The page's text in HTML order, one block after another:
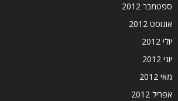
ספטמבר 2012
אוגוסט 2012
יולי 2012
יוני 2012
מאי 2012
אפריל 2012